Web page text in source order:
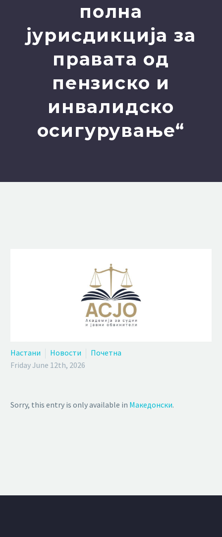
полна
јурисдикција за
правата од
пензиско и
инвалидско
осигурување“
Настани Новости
Почетна
Friday June 12th, 2026
Sorry, this entry is only available in Македонски.